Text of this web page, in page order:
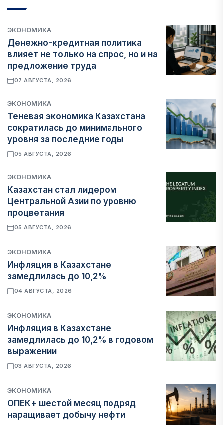
ЭКОНОМИКА
Денежно-кредитная политика
влияет не только на спрос, но и на
предложение труда
07 АВГУСТА, 2026
ЭКОНОМИКА
Теневая экономика Казахстана
сократилась до минимального
уровня за последние годы
05 АВГУСТА, 2026
ЭКОНОМИКА
Казахстан стал лидером
Центральной Азии по уровню
процветания
05 АВГУСТА, 2026
ЭКОНОМИКА
Инфляция в Казахстане
замедлилась до 10,2%
04 АВГУСТА, 2026
ЭКОНОМИКА
Инфляция в Казахстане
замедлилась до 10,2% в годовом
выражении
03 АВГУСТА, 2026
ЭКОНОМИКА
ОПЕК+ шестой месяц подряд
наращивает добычу нефти